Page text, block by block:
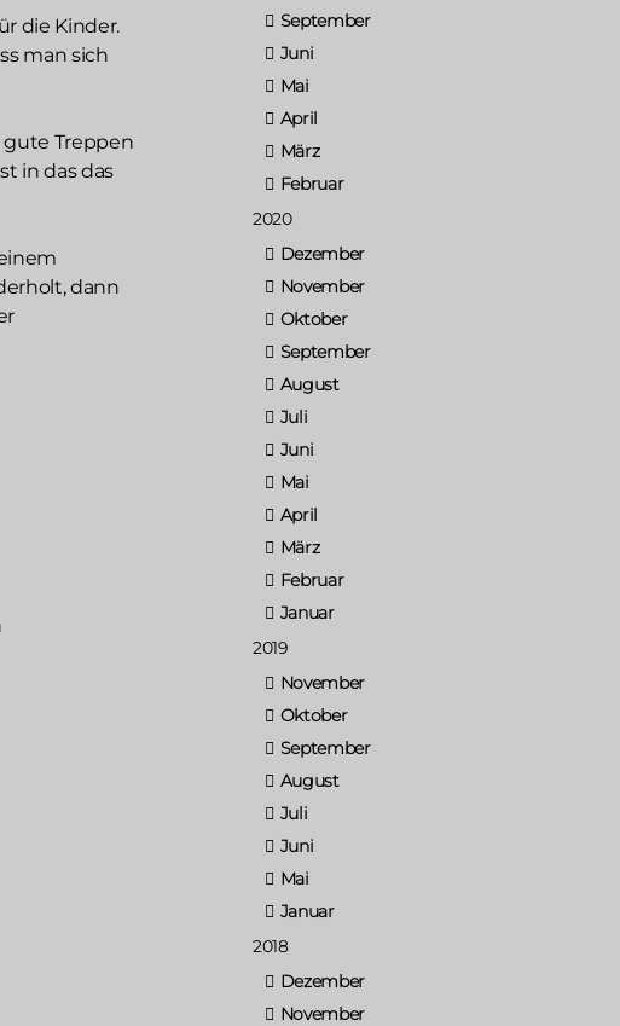
die Kinder.
man sich
gute Treppen
in das das
dann
September
Juni
Mai
April
März
Februar
2020
Dezember
November
Oktober
September
August
Juli
Juni
Mai
April
März
Februar
Januar
2019
November
Oktober
September
August
Juli
Juni
Mai
Januar
2018
Dezember
November